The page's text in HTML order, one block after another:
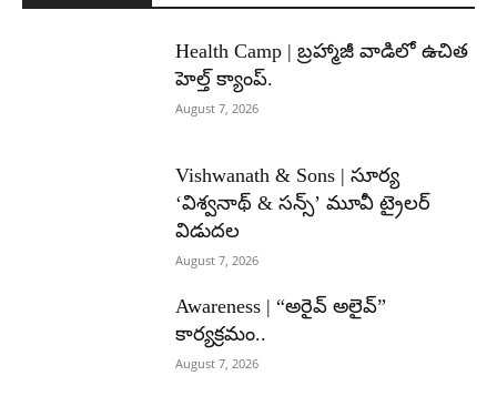
Health Camp | బ్రహ్మాజీ వాడిలో ఉచిత
హెల్త్ క్యాంప్.
August 7, 2026
Vishwanath & Sons | సూర్య
‘విశ్వనాథ్ & సన్స్’ మూవీ ట్రైలర్
విడుదల
August 7, 2026
Awareness | “అరైవ్ అలైవ్”
కార్యక్రమం..
August 7, 2026